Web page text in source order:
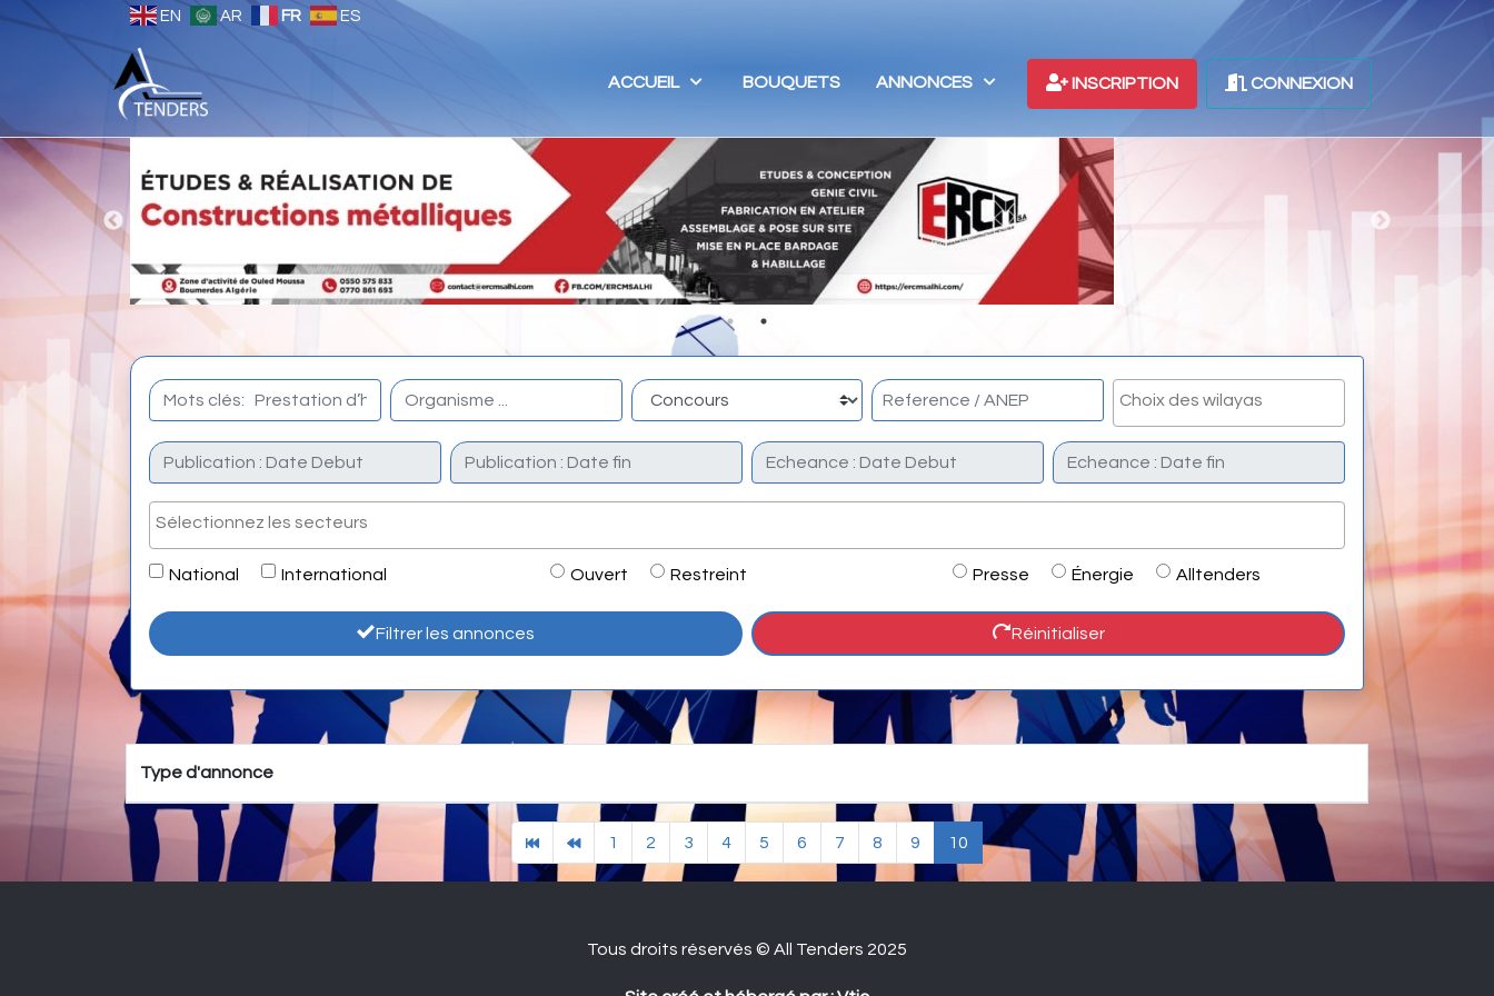
EN AR FR ES
ACCUEIL BOUQUETS ANNONCES INSCRIPTION CONNEXION
National International Ouvert Restreint Presse Énergie Alltenders
Filtrer les annonces Réinitialiser
Type d'annonce
1 2 3 4 5 6 7 8 9 10
Tous droits réservés © All Tenders 2025